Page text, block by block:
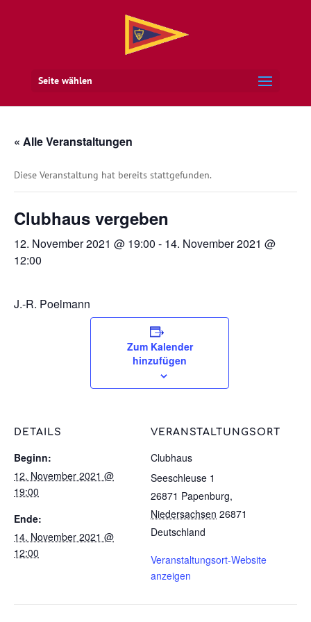
Seite wählen
« Alle Veranstaltungen
Diese Veranstaltung hat bereits stattgefunden.
Clubhaus vergeben
12. November 2021 @ 19:00 - 14. November 2021 @
12:00
J.-R. Poelmann
Zum Kalender
hinzufügen
DETAILS
Beginn:
12. November 2021 @
19:00
Ende:
14. November 2021 @
12:00
VERANSTALTUNGSORT
Clubhaus
Seeschleuse 1
26871 Papenburg,
Niedersachsen 26871
Deutschland
Veranstaltungsort-Website
anzeigen